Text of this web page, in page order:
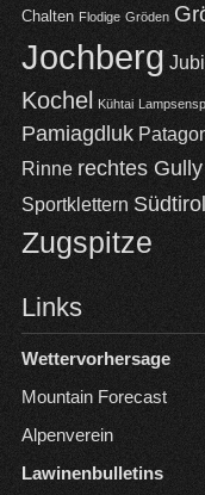
Chalten Flodige Gröden
Jochberg
Kochel Kühtai
Pamiagdluk
Rinne rechtes Gully
Sportklettern Südtirol
Zugspitze
Links
Wettervorhersage
Mountain Forecast
Alpenverein
Lawinenbulletins